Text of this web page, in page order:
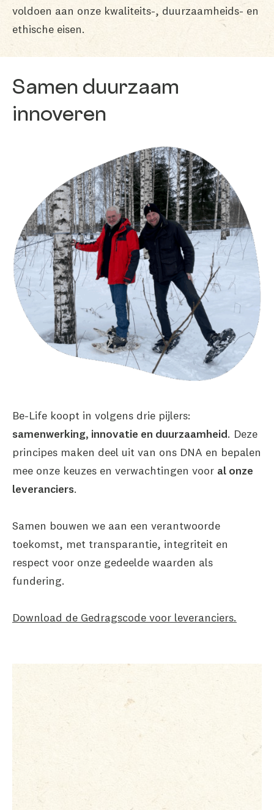
voldoen aan onze kwaliteits-, duurzaamheids- en
ethische eisen.
Samen duurzaam
innoveren
Be-Life koopt in volgens drie pijlers:
samenwerking, innovatie en duurzaamheid. Deze
principes maken deel uit van ons DNA en bepalen
mee onze keuzes en verwachtingen voor al onze
leveranciers.
Samen bouwen we aan een verantwoorde
toekomst, met transparantie, integriteit en
respect voor onze gedeelde waarden als
fundering.
Download de Gedragscode voor leveranciers.